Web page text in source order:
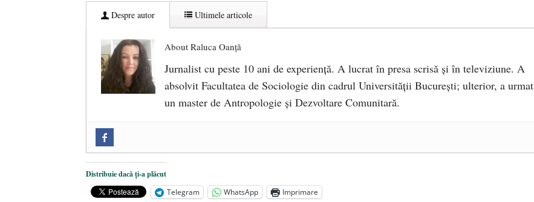
Despre autor Ultimele articole
About Raluca Oanță
Jurnalist cu peste 10 ani de experiență. A lucrat în presa scrisă și în televiziune. A
absolvit Facultatea de Sociologie din cadrul Universității București; ulterior, a urmat
un master de Antropologie și Dezvoltare Comunitară.
comemorat la 102 ani de la naștere - 29 iulie 2024
„Carnea cultivată” în laborator, tot mai aproape de autorizare pentru comercializare în UE
iulie 2024
Distribuie dacă ți-a plăcut
Telegram
WhatsApp Imprimare